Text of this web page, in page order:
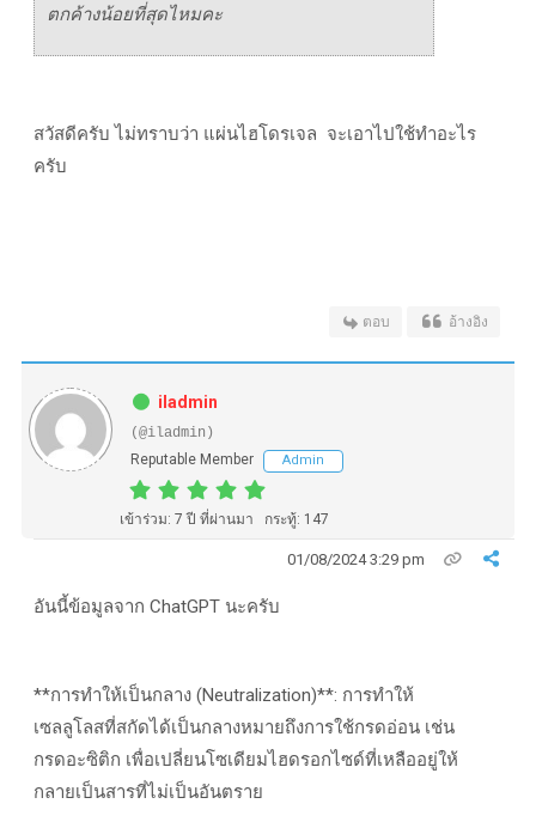
ตกค้างน้อยที่สุดไหมคะ
สวัสดีครับ ไม่ทราบว่า แผ่นไฮโดรเจล จะเอาไปใช้ทำอะไร
ครับ
ตอบ อ้างอิง
iladmin
(@iladmin)
Reputable Member
Admin
เข้าร่วม: 7 ปี ที่ผ่านมา กระทู้: 147
01/08/2024 3:29 pm
อันนี้ข้อมูลจาก ChatGPT นะครับ
**การทำให้เป็นกลาง (Neutralization)**: การทำให้
เซลลูโลสที่สกัดได้เป็นกลางหมายถึงการใช้กรดอ่อน เช่น
กรดอะซิติก เพื่อเปลี่ยนโซเดียมไฮดรอกไซด์ที่เหลืออยู่ให้
กลายเป็นสารที่ไม่เป็นอันตราย